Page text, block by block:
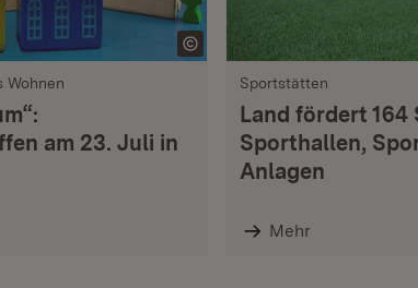
Wohnen
am 23. Juli in
Sportstätten
Land fördert 164
Sporthallen,
Anlagen
Mehr